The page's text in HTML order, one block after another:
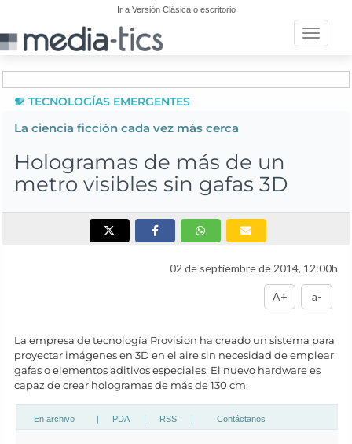
Ir a Versión Clásica o escritorio
Toggle
TECNOLOGÍAS EMERGENTES
La ciencia ficción cada vez más cerca
Hologramas de más de un
metro visibles sin gafas 3D
02 de septiembre de 2014, 12:00h
A+ a-
La empresa de tecnología Provision ha creado un sistema para
proyectar imágenes en 3D en el aire sin necesidad de emplear
gafas o elementos aditivos especiales. El nuevo hardware es
capaz de crear hologramas de más de 130 cm.